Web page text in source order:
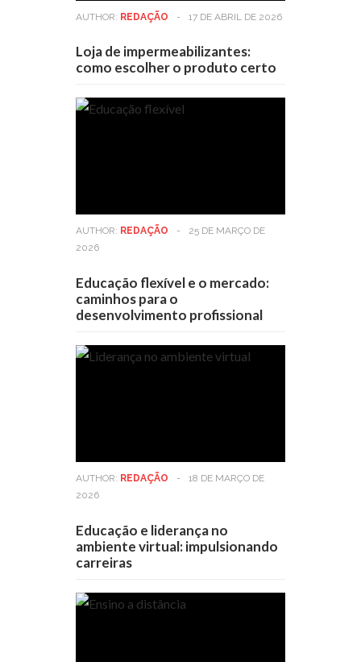
AUTHOR: REDAÇÃO - 17 DE ABRIL DE 2026
Loja de impermeabilizantes:
como escolher o produto certo
AUTHOR: REDAÇÃO -
25 DE MARÇO DE
2026
Educação flexível e o mercado:
caminhos para o
desenvolvimento profissional
AUTHOR: REDAÇÃO -
18 DE MARÇO DE
2026
Educação e liderança no
ambiente virtual: impulsionando
carreiras